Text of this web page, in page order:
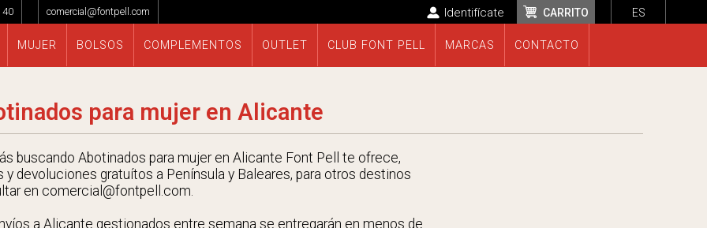
ES
40 comercial@fontpell.com CARRITO
Identifícate
MUJER BOLSOS COMPLEMENTOS OUTLET CLUB FONT PELL MARCAS CONTACTO
para mujer en Alicante
buscando Abotinados para mujer en Alicante Font Pell te ofrece,
y devoluciones gratuítos a Península y Baleares, para otros destinos
en comercial@fontpell.com.
a Alicante gestionados entre semana se entregarán en menos de